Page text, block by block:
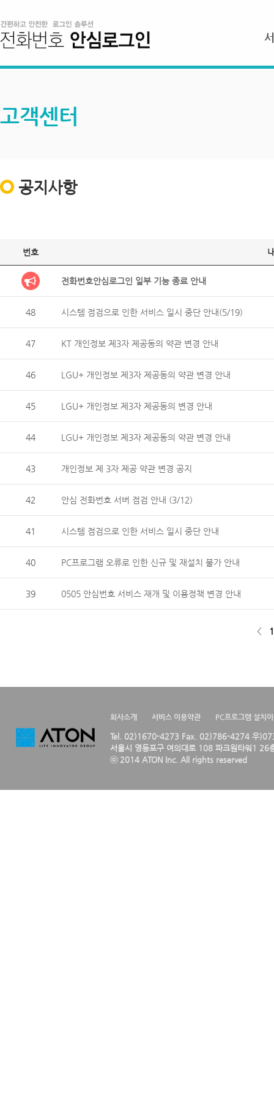
고객센터
공지사항
번호
전화번호안심로그인 일부 기능 종료 안내
48 시스템 점검으로 인한 서비스 일시 중단 안내(5/19)
47 KT 개인정보 제3자 제공동의 약관 변경 안내
46 LGU+ 개인정보 제3자 제공동의 약관 변경 안내
45 LGU+ 개인정보 제3자 제공동의 변경 안내
44 LGU+ 개인정보 제3자 제공동의 약관 변경 안내
43 개인정보 제 3자 제공 약관 변경 공지
42 안심 전화번호 서버 점검 안내 (3/12)
41 시스템 점검으로 인한 서비스 일시 중단 안내
40 PC프로그램 오류로 인한 신규 및 재설치 불가 안내
39 0505 안심번호 서비스 재개 및 이용정책 변경 안내
< 1
회사소개 서비스 이용약관 PC프로그램 설치
Tel. 02)1670-4273 Fax. 02)786-4274 우
서울시 영등포구 여의대로 108 파크원타워1 26
ⓒ 2014 ATON Inc. All rights reserved